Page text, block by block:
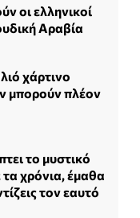
οι ελληνικοί
Αραβία
χάρτινο
μπορούν πλέον
το μυστικό
χρόνια, έμαθα
τον εαυτό